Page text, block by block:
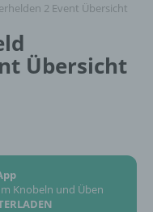
2 Event Übersicht
Übersicht
Knobeln und Üben